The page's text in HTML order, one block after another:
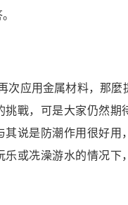
次应用金属材料，那麼
挑戰，可是大家仍然期
其说是防潮作用很好用
乐或冼澡游水的情况下